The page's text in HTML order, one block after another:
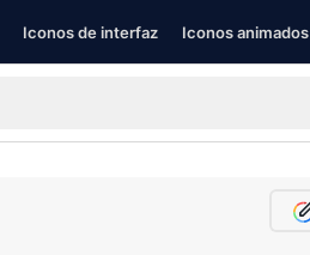
Iconos de interfaz Iconos animados